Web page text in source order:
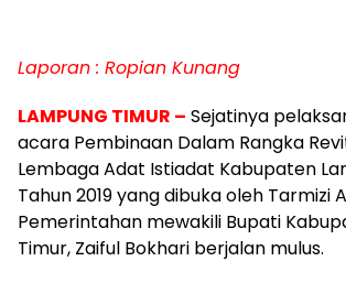
Laporan : Ropian Kunang
LAMPUNG TIMUR – Sejatinya
acara Pembinaan Dalam Rangka
Lembaga Adat Istiadat Kabupaten
Tahun 2019 yang dibuka oleh Tarmizi
Pemerintahan mewakili Bupati
Timur, Zaiful Bokhari berjalan mulus.